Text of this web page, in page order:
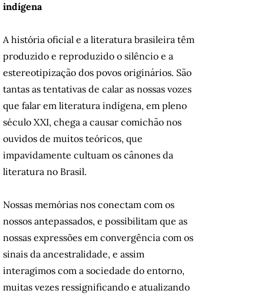
indígena
A história oficial e a literatura brasileira têm
produzido e reproduzido o silêncio e a
estereotipização dos povos originários. São
tantas as tentativas de calar as nossas vozes
que falar em literatura indígena, em pleno
século XXI, chega a causar comichão nos
ouvidos de muitos teóricos, que
impavidamente cultuam os cânones da
literatura no Brasil.
Nossas memórias nos conectam com os
nossos antepassados, e possibilitam que as
nossas expressões em convergência com os
sinais da ancestralidade, e assim
interagimos com a sociedade do entorno,
muitas vezes ressignificando e atualizando